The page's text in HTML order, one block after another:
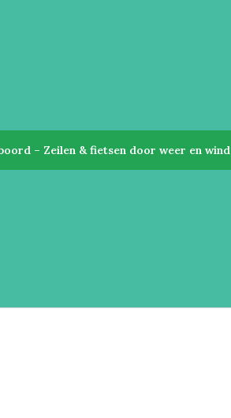
– Zeilen & fietsen door weer en wind